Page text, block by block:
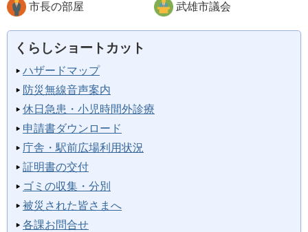
市長の部屋 武雄市議会
くらしショートカット
ハザードマップ
防災無線音声案内
休日急患・小児時間外診療
申請書ダウンロード
庁舎・駅前広場利用状況
証明書の交付
ゴミの収集・分別
被災された皆さまへ
各課お問合せ